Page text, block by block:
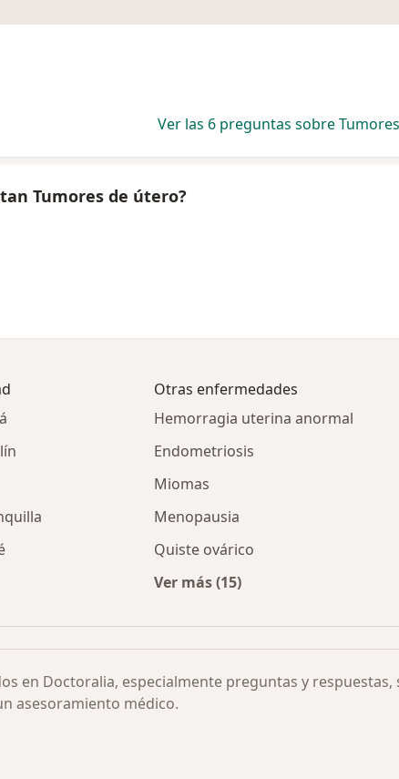
Ver las 6 preguntas sobre
Tumores de útero?
Otras enfermedades
Hemorragia uterina anormal
Endometriosis
Miomas
Menopausia
Quiste ovárico
Ver más (15)
en Doctoralia, especialmente preguntas y
asesoramiento médico.